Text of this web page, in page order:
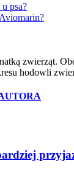
psa?
zwierząt.
hodowli